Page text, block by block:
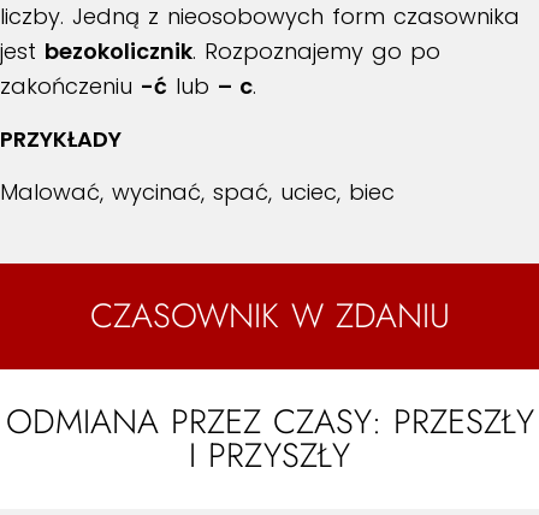
liczby. Jedną z nieosobowych form czasownika
jest bezokolicznik. Rozpoznajemy go po
zakończeniu -ć lub – c.
PRZYKŁADY
Malować, wycinać, spać, uciec, biec
CZASOWNIK W ZDANIU
ODMIANA PRZEZ CZASY: PRZESZŁY
I PRZYSZŁY